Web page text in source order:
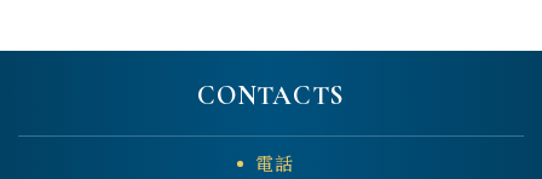
CONTACTS
電話